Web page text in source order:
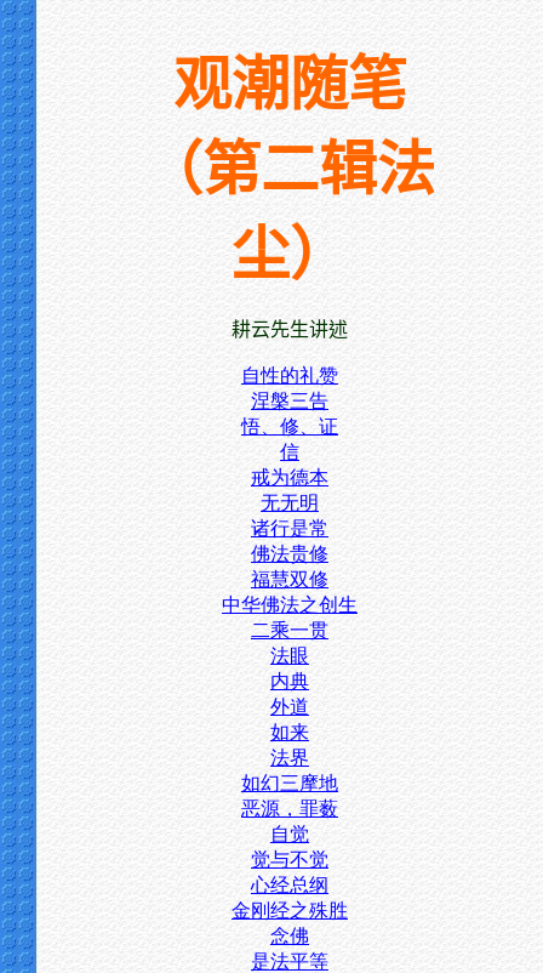
观潮随笔
（第二辑法
尘）
耕云先生讲述
自性的礼赞
涅槃三告
悟、修、证
信
戒为德本
无无明
诸行是常
佛法贵修
福慧双修
中华佛法之创生
二乘一贯
法眼
内典
外道
如来
法界
如幻三摩地
恶源，罪薮
自觉
觉与不觉
心经总纲
金刚经之殊胜
念佛
是法平等